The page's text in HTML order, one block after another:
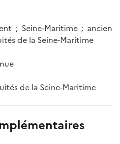
; Seine-Maritime ; ancien
de la Seine-Maritime
de la Seine-Maritime